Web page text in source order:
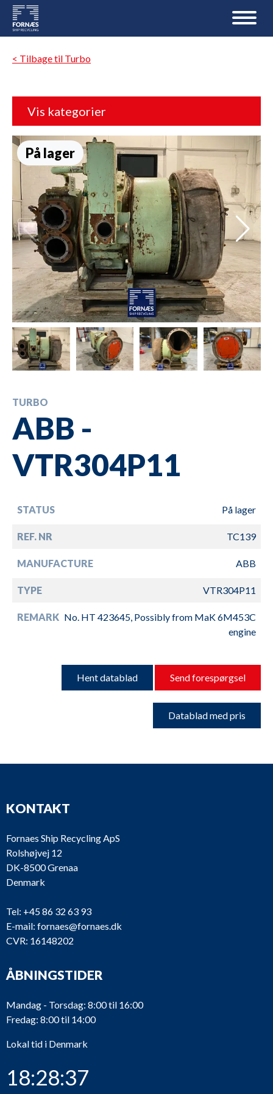
< Tilbage til Turbo
Vis kategorier
På lager
TURBO
ABB -
VTR304P11
STATUS På lager
REF. NR TC139
MANUFACTURE ABB
TYPE VTR304P11
REMARK No. HT 423645, Possibly from MaK 6M453C
engine
Hent datablad Send forespørgsel
Datablad med pris
KONTAKT
Fornaes Ship Recycling ApS
Rolshøjvej 12
DK-8500 Grenaa
Denmark
Tel: +45 86 32 63 93
E-mail: fornaes@fornaes.dk
CVR: 16148202
ÅBNINGSTIDER
Mandag - Torsdag: 8:00 til 16:00
Fredag: 8:00 til 14:00
Lokal tid i Denmark
18:28:37